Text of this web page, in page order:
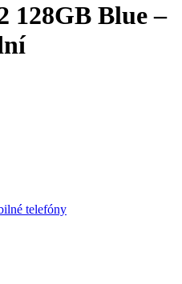
128GB Blue –
telefóny